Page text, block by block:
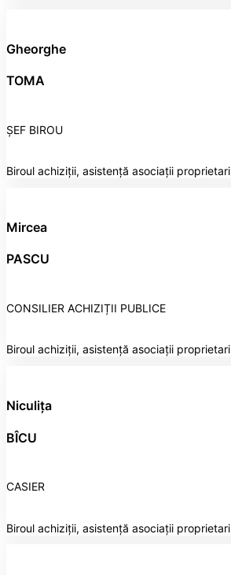
Gheorghe
TOMA
ȘEF BIROU
Biroul achiziții, asistență asociații proprietari
Mircea
PASCU
CONSILIER ACHIZIȚII PUBLICE
Biroul achiziții, asistență asociații proprietari
Niculița
BÎCU
CASIER
Biroul achiziții, asistență asociații proprietari